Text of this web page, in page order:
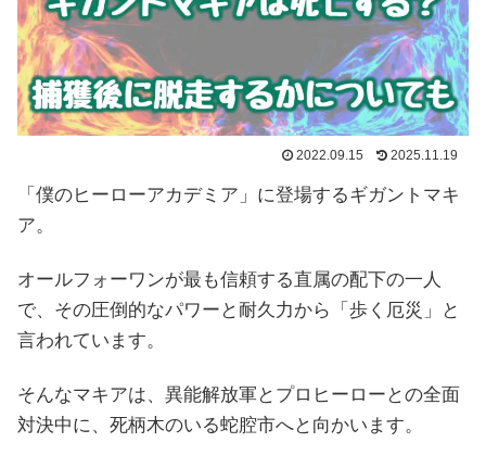
2022.09.15 2025.11.19
「僕のヒーローアカデミア」に登場するギガントマキ
ア。
オールフォーワンが最も信頼する直属の配下の一人
で、その圧倒的なパワーと耐久力から「歩く厄災」と
言われています。
そんなマキアは、異能解放軍とプロヒーローとの全面
対決中に、死柄木のいる蛇腔市へと向かいます。